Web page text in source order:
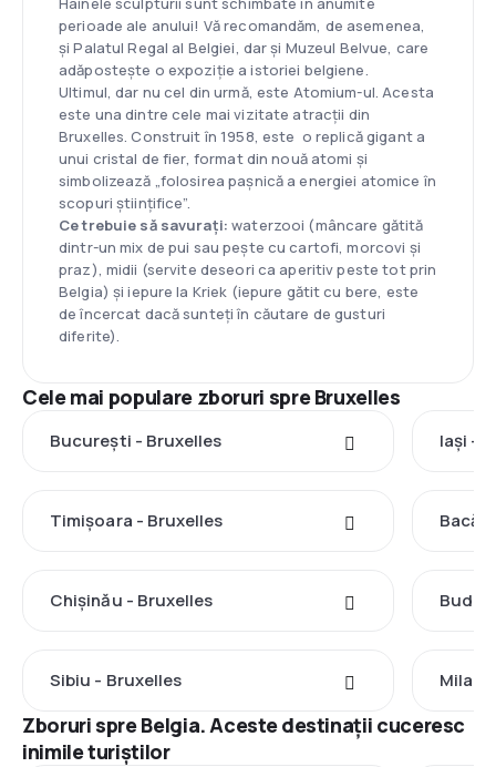
perioade ale anului! Vă recomandăm, de asemenea,
și Palatul Regal al Belgiei, dar și Muzeul Belvue, care
adăpostește o expoziție a istoriei belgiene.
Ultimul, dar nu cel din urmă, este Atomium-ul. Acesta
este una dintre cele mai vizitate atracții din
Bruxelles. Construit în 1958, este o replică gigant a
unui cristal de fier, format din nouă atomi și
simbolizează „folosirea pașnică a energiei atomice în
scopuri științifice”.
Ce trebuie să savurați: waterzooi (mâncare gătită
dintr-un mix de pui sau pește cu cartofi, morcovi și
praz), midii (servite deseori ca aperitiv peste tot prin
Belgia) și iepure la Kriek (iepure gătit cu bere, este
de încercat dacă sunteți în căutare de gusturi
diferite).
Cele mai populare zboruri spre Bruxelles
București - Bruxelles Iași -
Timișoara - Bruxelles
Chișinău - Bruxelles
Sibiu - Bruxelles
Zboruri spre Belgia. Aceste destinații cuceresc
inimile turiștilor